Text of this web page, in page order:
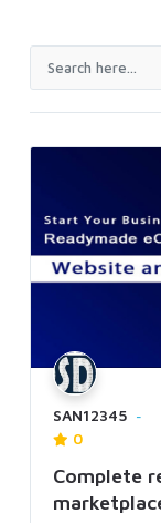
SAN12345
0
Complete